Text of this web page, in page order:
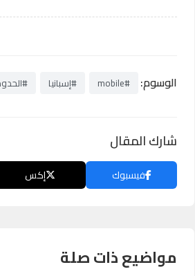
الوسوم: #mobile #إسبانيا
شارك المقال
فيسبوك إكس
مواضيع ذات صلة